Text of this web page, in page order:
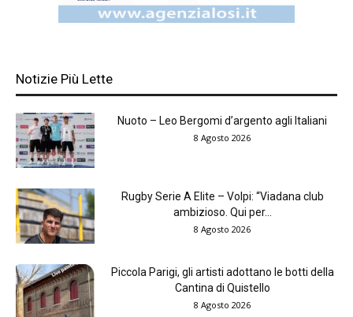
Notizie Più Lette
Nuoto – Leo Bergomi d’argento agli Italiani
8 Agosto 2026
Rugby Serie A Elite – Volpi: “Viadana club
ambizioso. Qui per...
8 Agosto 2026
Piccola Parigi, gli artisti adottano le botti della
Cantina di Quistello
8 Agosto 2026